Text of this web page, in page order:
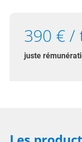
390 € /
juste